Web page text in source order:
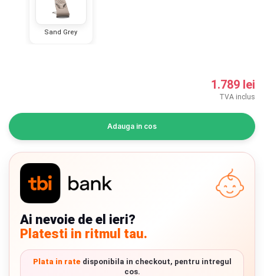
INGRIJIRE PERSONALA
Regulament giveaway
Showroom
Depozit
Sand Grey
1.789 lei
TVA inclus
Adauga in cos
Ai nevoie de el ieri?
Platesti in ritmul tau.
Plata in ratedisponibila in checkout, pentru intregul
cos.
Chrome cu detalii negre
Verde cu detalii negre 5646 lei